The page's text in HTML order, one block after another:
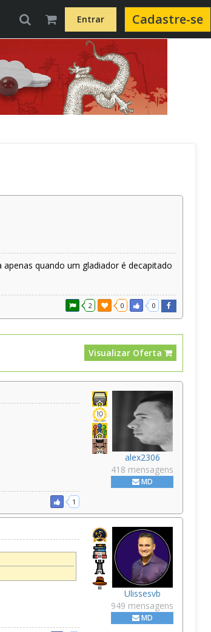
Entrar Cadastre-se
quando um gladiador é decapitado
2 0 0
Visualizar Oferta
alex2306
418 mensagens
MD
1
Ulissesvb
949 mensagens
MD